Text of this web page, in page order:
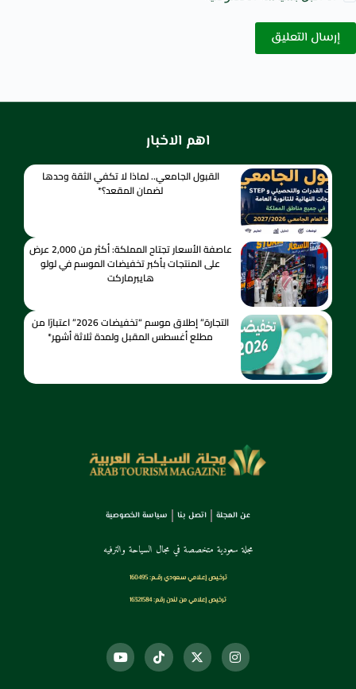
إرسال التعليق
اهم الاخبار
القبول الجامعي.. لماذا لا تكفي الثقة وحدها
لضمان المقعد؟*
عاصفة الأسعار تجتاح المملكة: أكثر من 2,000 عرض
على المنتجات بأكبر تخفيضات الموسم في لولو
هايبرماركت
التجارة” إطلاق موسم “تخفيضات 2026” اعتبارًا من
مطلع أغسطس المقبل ولمدة ثلاثة أشهر*
عن المجلة اتصل بنا سياسة الخصوصية
مجلة سعودية متخصصة في مجال السياحة والترفيه
ترخـيص إعـلامي سـعودي رقــم: 160495
ترخيص إعلامي من لندن رقم: 16321584